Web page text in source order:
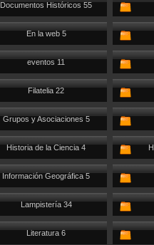
Documentos Históricos 55
En la web 5
eventos 11
Filatelia 22
Grupos y Asociaciones 5
Historia de la Ciencia 4
Información Geográfica 5
Lampistería 34
Literatura 6